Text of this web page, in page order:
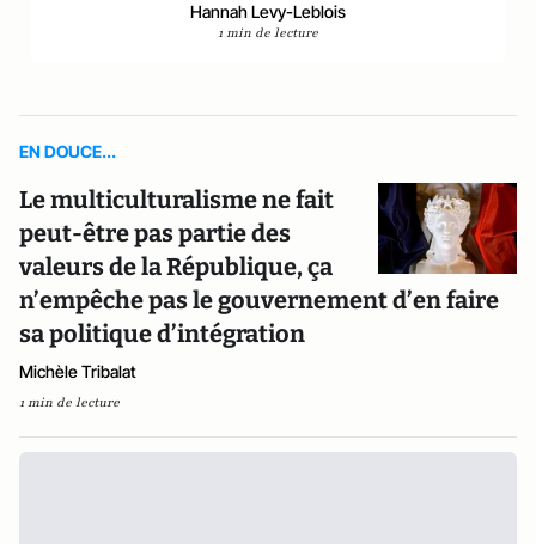
Hannah Levy-Leblois
1 min de lecture
EN DOUCE...
Le multiculturalisme ne fait
peut-être pas partie des
valeurs de la République, ça
n’empêche pas le gouvernement d’en faire
sa politique d’intégration
Michèle Tribalat
1 min de lecture